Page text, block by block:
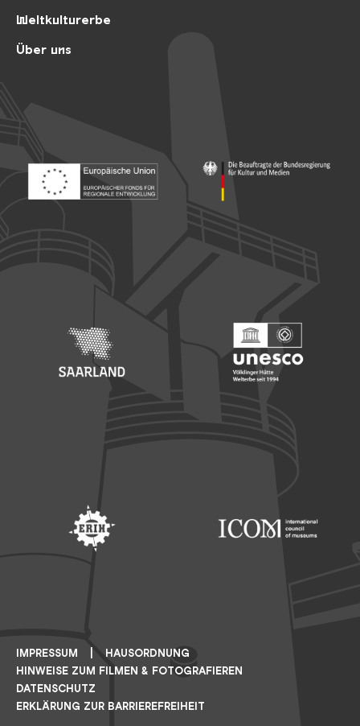
Weltkulturerbe
Über uns
IMPRESSUM
HAUSORDNUNG
HINWEISE ZUM FILMEN & FOTOGRAFIEREN
DATENSCHUTZ
ERKLÄRUNG ZUR BARRIEREFREIHEIT